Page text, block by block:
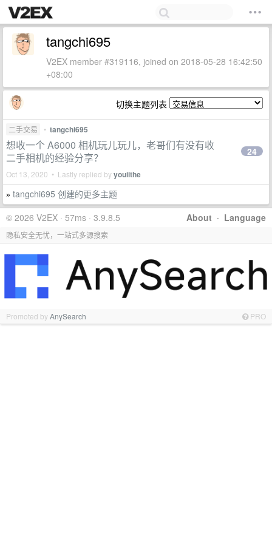
tangchi695
V2EX member #319116, joined on 2018-05-28 16:42:50
+08:00
切换主题列表
二手交易 • tangchi695
想收一个 A6000 相机玩儿玩儿，老哥们有没有收
二手相机的经验分享？
Oct 13, 2020 • Lastly replied byyouiithe
24
» tangchi695 创建的更多主题
About · Language
© 2026 V2EX · 57ms · 3.9.8.5
隐私安全无忧，一站式多源搜索
Promoted byAnySearch PRO